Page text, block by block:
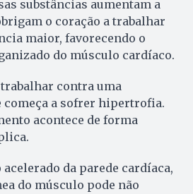
substâncias aumentam a
o coração a trabalhar
maior, favorecendo o
do músculo cardíaco.
trabalhar contra uma
a sofrer hipertrofia.
acontece de forma
da parede cardíaca,
do músculo pode não